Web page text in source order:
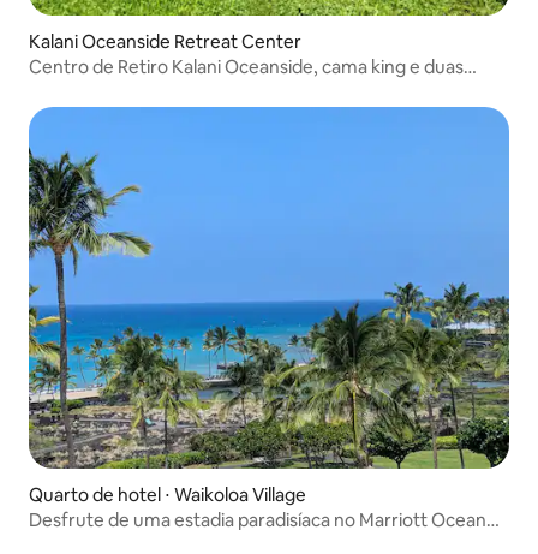
Kalani Oceanside Retreat Center
Centro de Retiro Kalani Oceanside, cama king e duas
Quarto de hotel ⋅ Waikoloa Village
Desfrute de uma estadia paradisíaca no Marriott Ocean